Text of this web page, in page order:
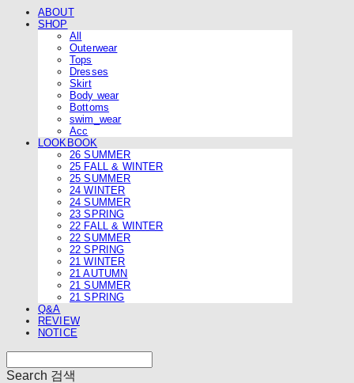
ABOUT
SHOP
All
Outerwear
Tops
Dresses
Skirt
Body wear
Bottoms
swim_wear
Acc
LOOKBOOK
26 SUMMER
25 FALL & WINTER
25 SUMMER
24 WINTER
24 SUMMER
23 SPRING
22 FALL & WINTER
22 SUMMER
22 SPRING
21 WINTER
21 AUTUMN
21 SUMMER
21 SPRING
Q&A
REVIEW
NOTICE
Search 검색